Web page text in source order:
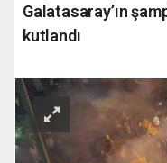
Galatasaray’ın
kutlandı